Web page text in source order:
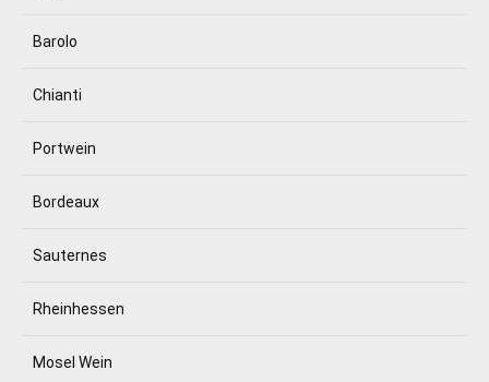
Barolo
Chianti
Portwein
Bordeaux
Sauternes
Rheinhessen
Mosel Wein